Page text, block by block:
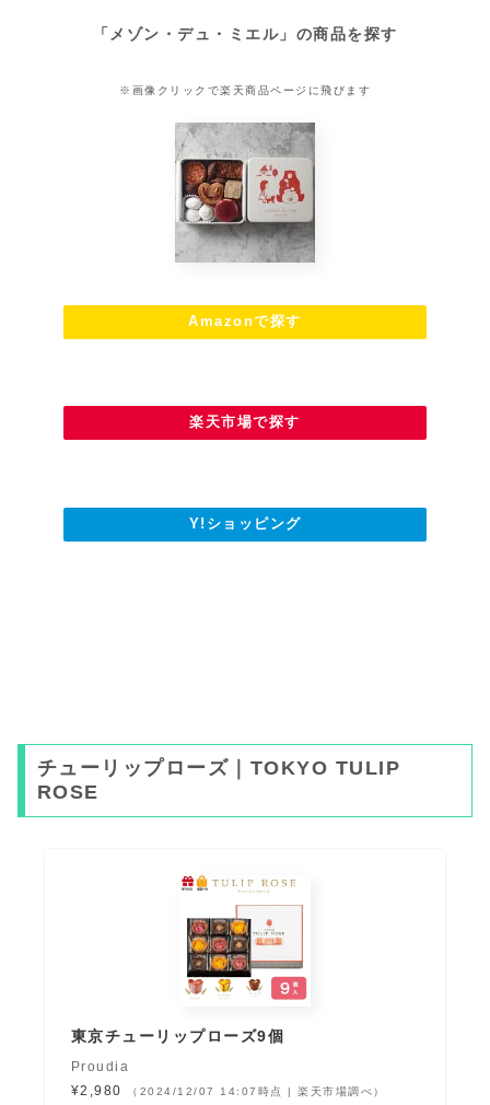
「メゾン・デュ・ミエル」の商品を探す
※画像クリックで楽天商品ページに飛びます
Amazonで探す
楽天市場で探す
Y!ショッピング
チューリップローズ｜TOKYO TULIP
ROSE
東京チューリップローズ9個
Proudia
¥2,980
（2024/12/07 14:07時点 | 楽天市場調べ）